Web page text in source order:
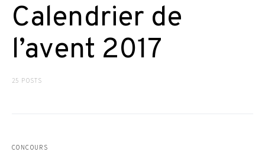
Calendrier de
l’avent 2017
25 POSTS
CONCOURS